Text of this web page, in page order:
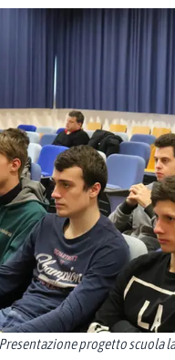
progetto scuola